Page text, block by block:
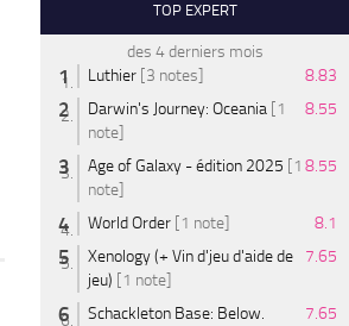
TOP EXPERT
des 4 derniers mois
Luthier [3 notes]
8.83
Darwin's Journey: Oceania [1
note]
8.55
Age of Galaxy - édition 2025 [1
note]
8.55
World Order [1 note]
8.1
Xenology (+ Vin d'jeu d'aide de
jeu) [1 note]
7.65
Schackleton Base: Below.
7.65